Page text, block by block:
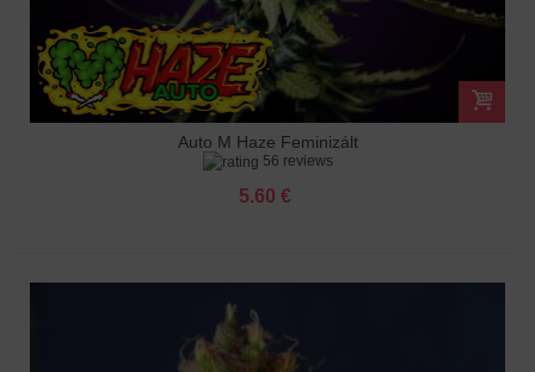
Auto M Haze Feminizált
56 reviews
5.60 €